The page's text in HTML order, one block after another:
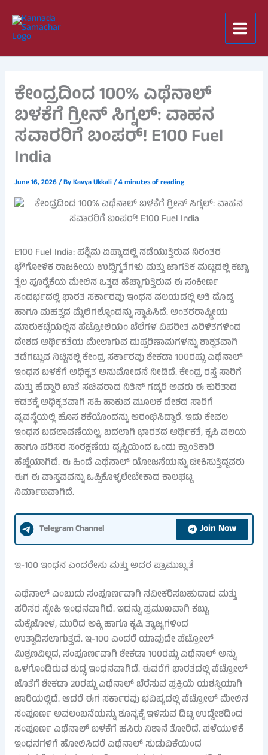
content
ಕೇಂದ್ರದಿಂದ 100% ಎಥೆನಾಲ್
ಬಳಕೆಗೆ ಗ್ರೀನ್ ಸಿಗ್ನಲ್: ವಾಹನ
ಸವಾರರಿಗೆ ಬಂಪರ್! E100 Fuel
India
June 16, 2026/ ByKavya Ukkali/4 minutes of reading
E100 Fuel India: ಪಶ್ಚಿಮ ಏಷ್ಯಾದಲ್ಲಿ ನಡೆಯುತ್ತಿರುವ ನಿರಂತರ
ಭೌಗೋಳಿಕ ರಾಜಕೀಯ ಉದ್ವಿಗ್ನತೆಗಳು ಮತ್ತು ಜಾಗತಿಕ ಮಟ್ಟದಲ್ಲಿ ಕಚ್ಚಾ
ತೈಲ ಪೂರೈಕೆಯ ಮೇಲಿನ ಒತ್ತಡ ಹೆಚ್ಚಾಗುತ್ತಿರುವ ಈ ಸಂಕೀರ್ಣ
ಸಂದರ್ಭದಲ್ಲಿ ಭಾರತ ಸರ್ಕಾರವು ಇಂಧನ ವಲಯದಲ್ಲಿ ಅತಿ ದೊಡ್ಡ
ಹಾಗೂ ಮಹತ್ವದ ಮೈಲಿಗಲ್ಲೊಂದನ್ನು ಸ್ಥಾಪಿಸಿದೆ. ಅಂತರರಾಷ್ಟ್ರೀಯ
ಮಾರುಕಟ್ಟೆಯಲ್ಲಿನ ಪೆಟ್ರೋಲಿಯಂ ಬೆಲೆಗಳ ವಿಪರೀತ ಏರಿಳಿತಗಳಿಂದ
ದೇಶದ ಆರ್ಥಿಕತೆಯ ಮೇಲಾಗುವ ದುಷ್ಪರಿಣಾಮಗಳನ್ನು ಶಾಶ್ವತವಾಗಿ
ತಡೆಗಟ್ಟುವ ನಿಟ್ಟಿನಲ್ಲಿ ಕೇಂದ್ರ ಸರ್ಕಾರವು ಶೇಕಡಾ 100ರಷ್ಟು ಎಥೆನಾಲ್
ಇಂಧನ ಬಳಕೆಗೆ ಅಧಿಕೃತ ಅನುಮೋದನೆ ನೀಡಿದೆ. ಕೇಂದ್ರ ರಸ್ತೆ ಸಾರಿಗೆ
ಮತ್ತು ಹೆದ್ದಾರಿ ಖಾತೆ ಸಚಿವರಾದ ನಿತಿನ್ ಗಡ್ಕರಿ ಅವರು ಈ ಕುರಿತಾದ
ಕಡತಕ್ಕೆ ಅಧಿಕೃತವಾಗಿ ಸಹಿ ಹಾಕುವ ಮೂಲಕ ದೇಶದ ಸಾರಿಗೆ
ವ್ಯವಸ್ಥೆಯಲ್ಲಿ ಹೊಸ ಶಕೆಯೊಂದನ್ನು ಆರಂಭಿಸಿದ್ದಾರೆ. ಇದು ಕೇವಲ
ಇಂಧನ ಬದಲಾವಣೆಯಲ್ಲ, ಬದಲಾಗಿ ಭಾರತದ ಆರ್ಥಿಕತೆ, ಕೃಷಿ ವಲಯ
ಹಾಗೂ ಪರಿಸರ ಸಂರಕ್ಷಣೆಯ ದೃಷ್ಟಿಯಿಂದ ಒಂದು ಕ್ರಾಂತಿಕಾರಿ
ಹೆಜ್ಜೆಯಾಗಿದೆ. ಈ ಹಿಂದೆ ಎಥೆನಾಲ್ ಯೋಜನೆಯನ್ನು ಟೀಕಿಸುತ್ತಿದ್ದವರು
ಈಗ ಈ ವಾಸ್ತವವನ್ನು ಒಪ್ಪಿಕೊಳ್ಳಲೇಬೇಕಾದ ಕಾಲಘಟ್ಟ
ನಿರ್ಮಾಣವಾಗಿದೆ.
Telegram Channel Join Now
ಇ-100 ಇಂಧನ ಎಂದರೇನು ಮತ್ತು ಅದರ ಪ್ರಾಮುಖ್ಯತೆ
ಎಥೆನಾಲ್ ಎಂಬುದು ಸಂಪೂರ್ಣವಾಗಿ ನವೀಕರಿಸಬಹುದಾದ ಮತ್ತು
ಪರಿಸರ ಸ್ನೇಹಿ ಇಂಧನವಾಗಿದೆ. ಇದನ್ನು ಪ್ರಮುಖವಾಗಿ ಕಬ್ಬು,
ಮೆಕ್ಕೆಜೋಳ, ಮುರಿದ ಅಕ್ಕಿ ಹಾಗೂ ಕೃಷಿ ತ್ಯಾಜ್ಯಗಳಿಂದ
ಉತ್ಪಾದಿಸಲಾಗುತ್ತದೆ. ಇ-100 ಎಂದರೆ ಯಾವುದೇ ಪೆಟ್ರೋಲ್
ಮಿಶ್ರಣವಿಲ್ಲದ, ಸಂಪೂರ್ಣವಾಗಿ ಶೇಕಡಾ 100ರಷ್ಟು ಎಥೆನಾಲ್ ಅನ್ನು
ಒಳಗೊಂಡಿರುವ ಶುದ್ಧ ಇಂಧನವಾಗಿದೆ. ಈವರೆಗೆ ಭಾರತದಲ್ಲಿ ಪೆಟ್ರೋಲ್
ಜೊತೆಗೆ ಶೇಕಡಾ 20ರಷ್ಟು ಎಥೆನಾಲ್ ಬೆರೆಸುವ ಪ್ರಕ್ರಿಯೆ ಯಶಸ್ವಿಯಾಗಿ
ಜಾರಿಯಲ್ಲಿದೆ. ಆದರೆ ಈಗ ಸರ್ಕಾರವು ಭವಿಷ್ಯದಲ್ಲಿ ಪೆಟ್ರೋಲ್ ಮೇಲಿನ
ಸಂಪೂರ್ಣ ಅವಲಂಬನೆಯನ್ನು ಶೂನ್ಯಕ್ಕೆ ಇಳಿಸುವ ದಿಟ್ಟ ಉದ್ದೇಶದಿಂದ
ಸಂಪೂರ್ಣ ಎಥೆನಾಲ್ ಬಳಕೆಗೆ ಹಸಿರು ನಿಶಾನೆ ತೋರಿದೆ. ಪಳೆಯುಳಿಕೆ
ಇಂಧನಗಳಿಗೆ ಹೋಲಿಸಿದರೆ ಎಥೆನಾಲ್ ಸುಡುವಿಕೆಯಿಂದ